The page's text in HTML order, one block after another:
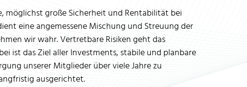
möglichst große Sicherheit und Rentabilität bei
eine angemessene Mischung und Streuung der
wir wahr. Vertretbare Risiken geht das
ist das Ziel aller Investments, stabile und planbare
unserer Mitglieder über viele Jahre zu
ausgerichtet.